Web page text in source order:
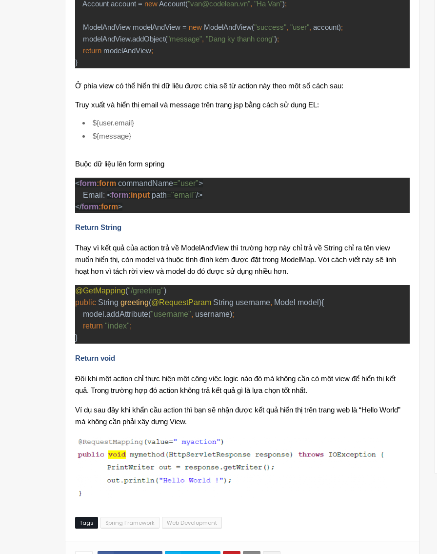
Account account = newAccount("van@codelean.vn", "Ha Van");
ModelAndView modelAndView = new ModelAndView("success", "user", account);
modelAndView.addObject("message", "Dang ky thanh cong");
return modelAndView;
}
Ở phía view có thể hiển thị dữ liệu được chia sẽ từ action này theo một số cách sau:
Truy xuất và hiển thị email và message trên trang jsp bằng cách sử dụng EL:
${user.email}
${message}
Buộc dữ liệu lên form spring
<form:form commandName="user">
Email: <form:input path="email"/>
</form:form>
Return String
Thay vì kết quả của action trả về ModelAndView thì trường hợp này chỉ trả về String chỉ ra tên view
muốn hiển thị, còn model và thuộc tính đính kèm được đặt trong ModelMap. Với cách viết này sẽ linh
hoạt hơn vì tách rời view và model do đó được sử dụng nhiều hơn.
@GetMapping("/greeting"
public String greeting(@RequestParam String username,
model.addAttribute("username", username)
return "index"
}
Return void
Đôi khi một action chỉ thực hiện một công việc logic nào đó mà không cần có một view để hiển thị kết
quả. Trong trường hợp đó action không trả kết quả gì là lựa chọn tốt nhất.
Ví dụ sau đây khi khẩn cầu action thì bạn sẽ nhận được kết quả hiển thị trên trang web là “Hello World”
mà không cần phải xây dựng View.
Tags Spring Framework Web Development